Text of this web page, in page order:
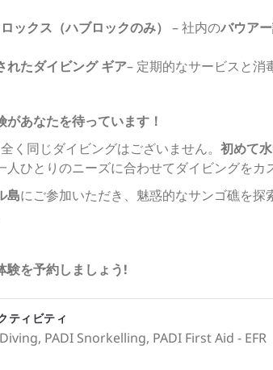
ックス（ハブロックのみ） – 社内のバウアー
れたダイビング ギア– 定期的なサービスと消
あなたを待っています！
く同じダイビングはございません。 初めて
ひとりのニーズに合わせてダイビングをカ
島にご参加いただき、魅惑的なサンゴ礁を
験を予約しましょう!
ティビティ
PADI Snorkelling, PADI First Aid - EFR